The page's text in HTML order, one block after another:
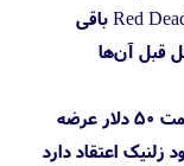
پلتفرم‌های برتر برای تجربه بازی Red Dead Redemption باقی
قبل آن‌ها
شرکت راکستار بعد از معرفی این پورت که با قیمت ۵۰ دلار عرضه
زلنیک اعتقاد دارد